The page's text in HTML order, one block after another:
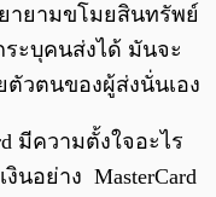
ายามขโมยสินทรัพย์
ระบุคนส่งได้ มันจะ
ตัวตนของผู้ส่งนั่นเอง
มีความตั้งใจอะไร
นอย่าง MasterCard